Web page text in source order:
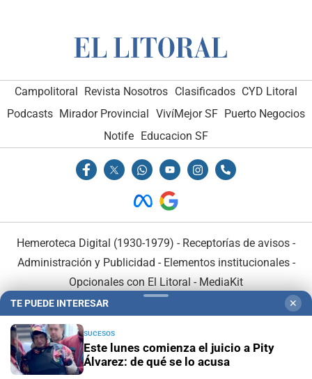
Campolitoral Revista Nosotros Clasificados CYD Litoral
Podcasts Mirador Provincial VivíMejor SF Puerto Negocios
Notife Educacion SF
Hemeroteca Digital (1930-1979) - Receptorías de avisos -
Administración y Publicidad - Elementos institucionales-
Opcionales con El Litoral - MediaKit
TE PUEDE INTERESAR ✕
SUCESOS
Este lunes comienza el juicio a Pity
Álvarez: de qué se lo acusa